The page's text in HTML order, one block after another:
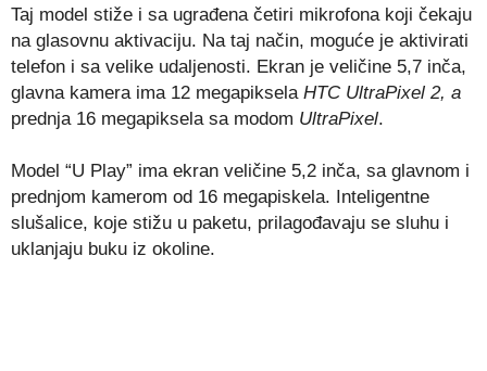
Taj model stiže i sa ugrađena četiri mikrofona koji čekaju
na glasovnu aktivaciju. Na taj način, moguće je aktivirati
telefon i sa velike udaljenosti. Ekran je veličine 5,7 inča,
glavna kamera ima 12 megapiksela HTC UltraPixel 2, a
prednja 16 megapiksela sa modom UltraPixel.
Model “U Play” ima ekran veličine 5,2 inča, sa glavnom i
prednjom kamerom od 16 megapiskela. Inteligentne
slušalice, koje stižu u paketu, prilagođavaju se sluhu i
uklanjaju buku iz okoline.